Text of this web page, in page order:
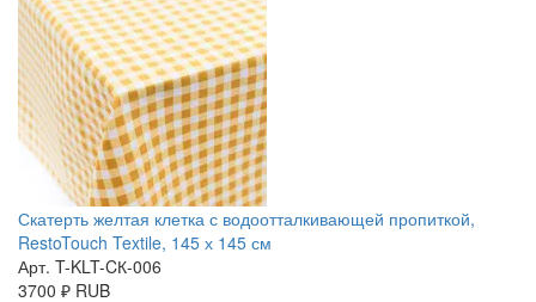
Скатерть желтая клетка с водоотталкивающей пропиткой,
RestoTouch Textile, 145 х 145 см
Арт. T-KLT-CК-006
3700 ₽ RUB